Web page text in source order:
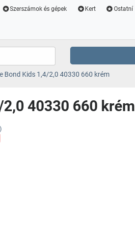
Szerszámok és gépek Kert Ostatní
Bond Kids 1,4/2,0 40330 660 krém
40330 660 krém